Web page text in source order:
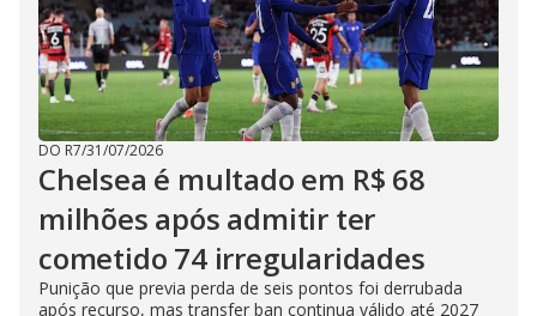
DO R7/31/07/2026
Chelsea é multado em R$ 68
milhões após admitir ter
cometido 74 irregularidades
Punição que previa perda de seis pontos foi derrubada
após recurso, mas transfer ban continua válido até 2027